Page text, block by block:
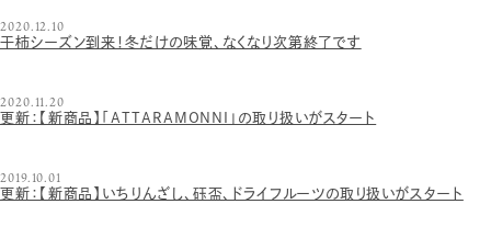
2020.12.10
干柿シーズン到来！冬だけの味覚、なくなり次第終了です
2020.11.20
更新：【新商品】「ATTARAMONNI」の取り扱いがスタート
2019.10.01
更新：【新商品】いちりんざし、砡盃、ドライフルーツの取り扱いがスタート